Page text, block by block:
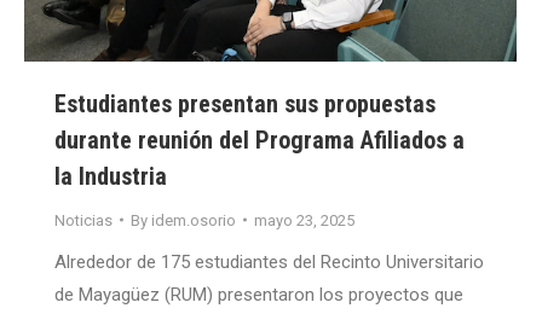
Estudiantes presentan sus propuestas
durante reunión del Programa Afiliados a
la Industria
Noticias By idem.osorio mayo 23, 2025
Alrededor de 175 estudiantes del Recinto Universitario
de Mayagüez (RUM) presentaron los proyectos que